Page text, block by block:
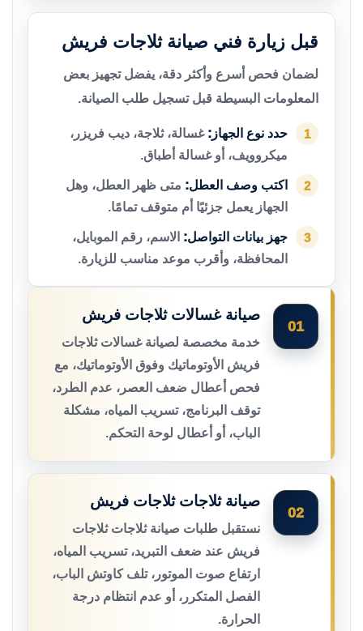
قبل زيارة فني صيانة ثلاجات فريش
لضمان فحص أسرع وأكثر دقة، يفضل تجهيز بعض
المعلومات البسيطة قبل تسجيل طلب الصيانة.
1 حدد نوع الجهاز: غسالة، ثلاجة، ديب فريزر،
ميكروويف، أو غسالة أطباق.
2 اكتب وصف العطل: متى ظهر العطل، وهل
الجهاز يعمل جزئيًا أم متوقف تمامًا.
3 جهز بيانات التواصل: الاسم، رقم الموبايل،
المحافظة، وأقرب موعد مناسب للزيارة.
01
صيانة غسالات ثلاجات فريش
خدمة مخصصة لصيانة غسالات ثلاجات
فريش الأوتوماتيك وفوق الأوتوماتيك، مع
فحص أعطال ضعف العصر، عدم الطرد،
توقف البرنامج، تسريب المياه، مشكلة
الباب، أو أعطال لوحة التحكم.
02
صيانة ثلاجات ثلاجات فريش
نستقبل طلبات صيانة ثلاجات ثلاجات
فريش عند ضعف التبريد، تسريب المياه،
ارتفاع صوت الموتور، تلف كاوتش الباب،
الفصل المتكرر، أو عدم انتظام درجة
الحرارة.